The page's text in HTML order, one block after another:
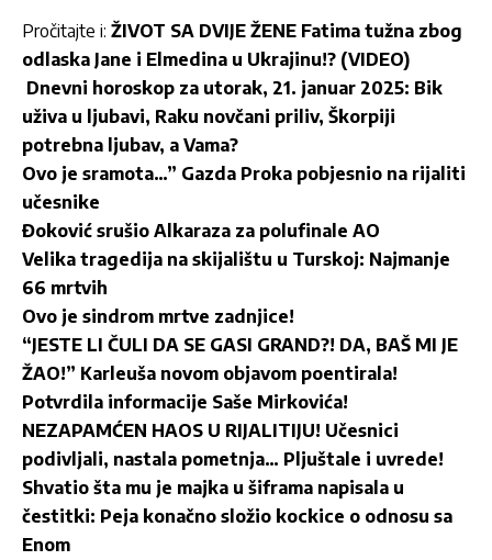
Pročitajte i: ŽIVOT SA DVIJE ŽENE Fatima tužna zbog
odlaska Jane i Elmedina u Ukrajinu!? (VIDEO)
Dnevni horoskop za utorak, 21. januar 2025: Bik
uživa u ljubavi, Raku novčani priliv, Škorpiji
potrebna ljubav, a Vama?
Ovo je sramota…” Gazda Proka pobjesnio na rijaliti
učesnike
Đoković srušio Alkaraza za polufinale AO
Velika tragedija na skijalištu u Turskoj: Najmanje
66 mrtvih
Ovo je sindrom mrtve zadnjice!
“JESTE LI ČULI DA SE GASI GRAND?! DA, BAŠ MI JE
ŽAO!” Karleuša novom objavom poentirala!
Potvrdila informacije Saše Mirkovića!
NEZAPAMĆEN HAOS U RIJALITIJU! Učesnici
podivljali, nastala pometnja… Pljuštale i uvrede!
Shvatio šta mu je majka u šiframa napisala u
čestitki: Peja konačno složio kockice o odnosu sa
Enom